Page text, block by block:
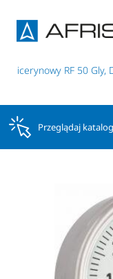
glicerynowy RF 50 Gly,
Przeglądaj